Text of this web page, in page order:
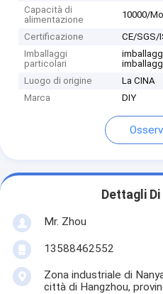
Capacità di
alimentazione
10000/
Certificazione
CE/SGS/
Imballaggi
particolari
Luogo di origine
La CINA
Marca
DIY
Dettagli
Mr. Zhou
13588462552
Zona industriale di
città di Hangzhou,